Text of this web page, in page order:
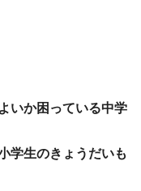
いか困っている中学
学生のきょうだいも